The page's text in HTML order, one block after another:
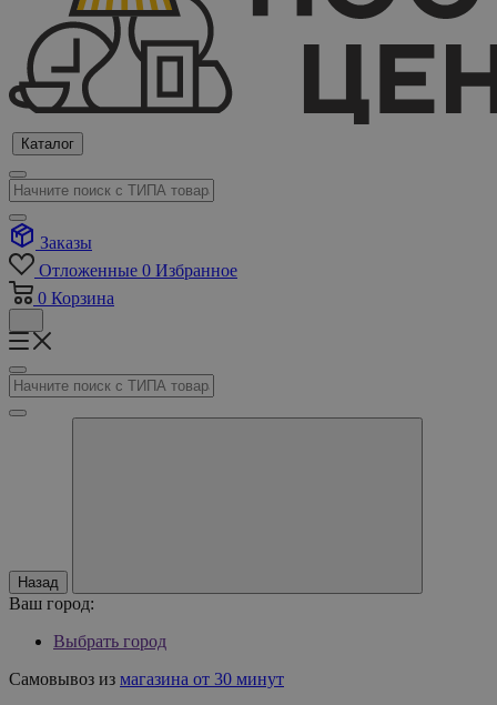
Каталог
Заказы
Отложенные 0 Избранное
0 Корзина
Назад
Ваш город:
Выбрать город
Самовывоз из магазина от 30 минут